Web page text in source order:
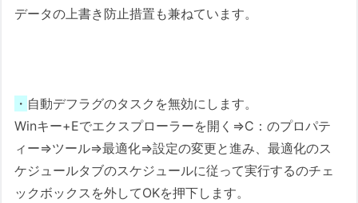
データの上書き防止措置も兼ねています。
・ 自動デフラグのタスクを無効にします。
Winキー+Eでエクスプローラーを開く⇒C：のプロパテ
ィー⇒ツール⇒最適化⇒設定の変更と進み、最適化のス
ケジュールタブのスケジュールに従って実行するのチェ
ックボックスを外してOKを押下します。